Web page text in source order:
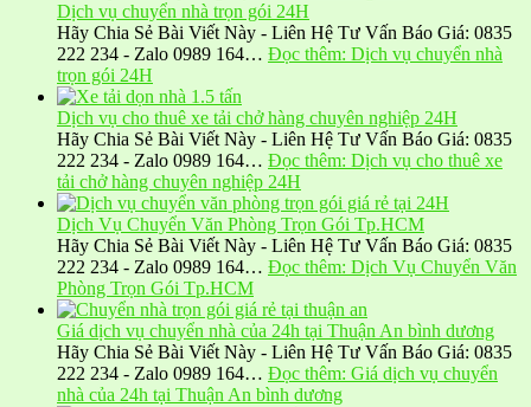
Dịch vụ chuyển nhà trọn gói 24H
Hãy Chia Sẻ Bài Viết Này - Liên Hệ Tư Vấn Báo Giá: 0835
222 234 - Zalo 0989 164… Đọc thêm: Dịch vụ chuyển nhà
trọn gói 24H
Dịch vụ cho thuê xe tải chở hàng chuyên nghiệp 24H
Hãy Chia Sẻ Bài Viết Này - Liên Hệ Tư Vấn Báo Giá: 0835
222 234 - Zalo 0989 164… Đọc thêm: Dịch vụ cho thuê xe
tải chở hàng chuyên nghiệp 24H
Dịch Vụ Chuyển Văn Phòng Trọn Gói Tp.HCM
Hãy Chia Sẻ Bài Viết Này - Liên Hệ Tư Vấn Báo Giá: 0835
222 234 - Zalo 0989 164… Đọc thêm: Dịch Vụ Chuyển Văn
Phòng Trọn Gói Tp.HCM
Giá dịch vụ chuyển nhà của 24h tại Thuận An bình dương
Hãy Chia Sẻ Bài Viết Này - Liên Hệ Tư Vấn Báo Giá: 0835
222 234 - Zalo 0989 164… Đọc thêm: Giá dịch vụ chuyển
nhà của 24h tại Thuận An bình dương